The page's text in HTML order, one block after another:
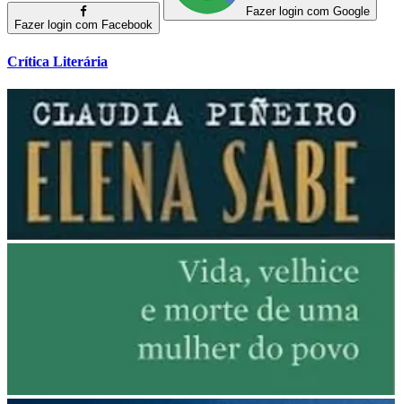
Fazer login com Facebook
Fazer login com Google
Crítica Literária